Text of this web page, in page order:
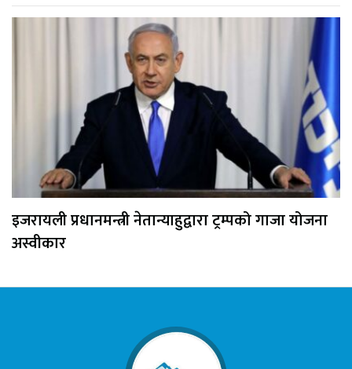
इजरायली प्रधानमन्त्री नेतान्याहुद्वारा ट्रम्पको गाजा योजना
अस्वीकार